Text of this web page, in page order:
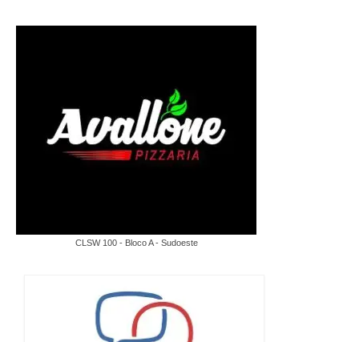
CLSW 100 - Bloco A - Sudoeste